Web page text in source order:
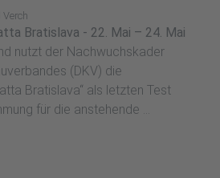
Verch
Bratislava - 22. Mai – 24. Mai
nutzt der Nachwuchskader
(DKV) die
Bratislava“ als letzten Test
für die anstehende ...